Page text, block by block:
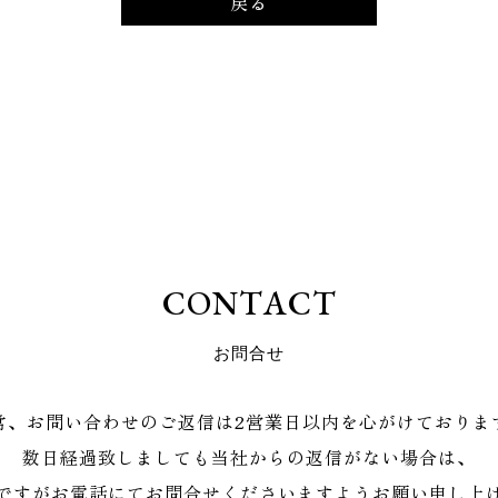
CONTACT
お問合せ
、お問い合わせのご返信は2営業日以内を心がけておりま
数日経過致しましても当社からの返信がない場合は、
すがお電話にてお問合せくださいますようお願い申し上